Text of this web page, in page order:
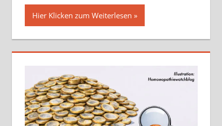
Hier Klicken zum Weiterlesen